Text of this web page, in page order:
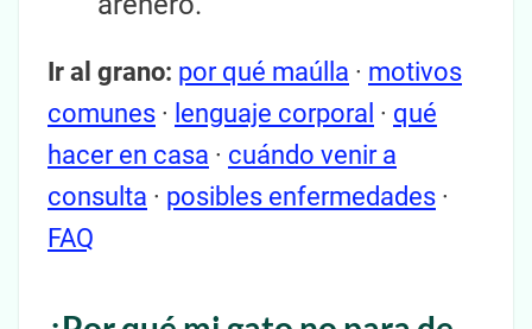
Ir al grano: por qué maúlla · motivos
comunes · lenguaje corporal · qué
hacer en casa · cuándo venir a
consulta · posibles enfermedades ·
FAQ